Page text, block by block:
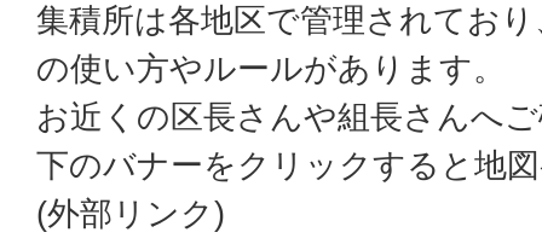
集積所は各地区で管理されてお
の使い方やルールがあります。
お近くの区長さんや組長さんへ
下のバナーをクリックすると地
(外部リンク)